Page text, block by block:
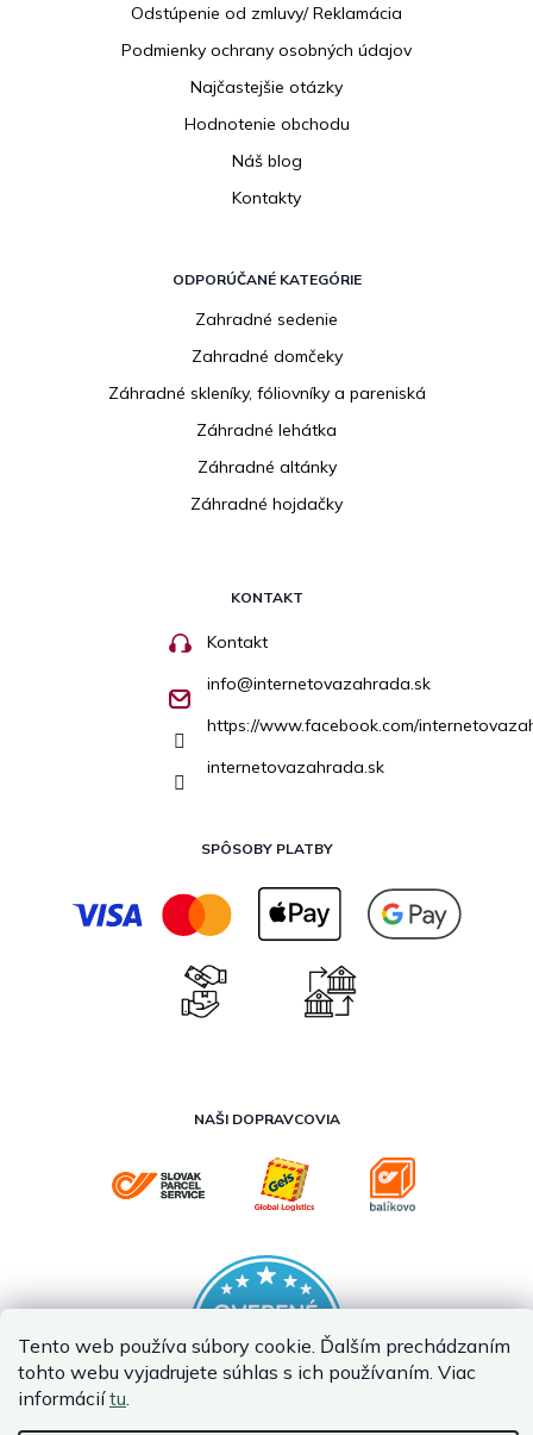
Tento web používa súbory cookie. Ďalším prechádzaním
tohto webu vyjadrujete súhlas s ich používaním. Viac
informáciítu.
Odstúpenie od zmluvy/ Reklamácia
Podmienky ochrany osobných údajov
Najčastejšie otázky
Hodnotenie obchodu
Náš blog
Kontakty
ODPORÚČANÉ KATEGÓRIE
Zahradné sedenie
Zahradné domčeky
Záhradné skleníky, fóliovníky a pareniská
Záhradné lehátka
Záhradné altánky
Záhradné hojdačky
KONTAKT
Kontakt
info@internetovazahrada.sk
https://www.facebook.com/
internetovazahrada.sk
SPÔSOBY PLATBY
NAŠI DOPRAVCOVIA